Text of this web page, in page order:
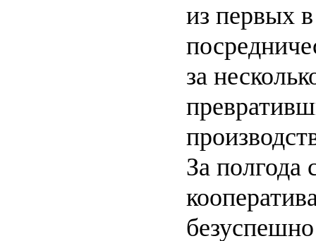
из первых
за
За полгода